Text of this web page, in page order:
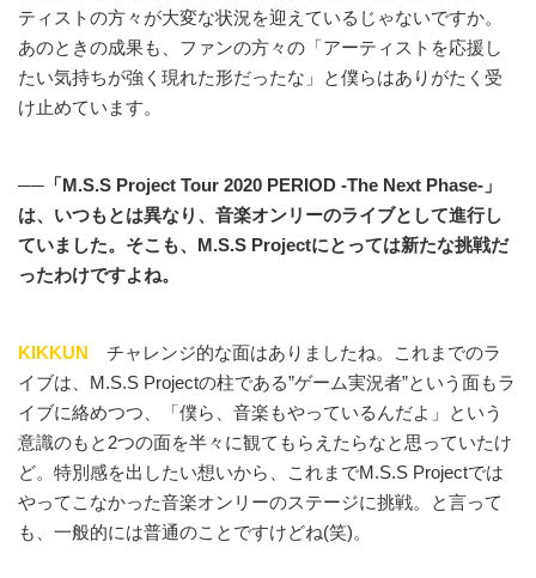
ティストの方々が大変な状況を迎えているじゃないですか。
あのときの成果も、ファンの方々の「アーティストを応援し
たい気持ちが強く現れた形だったな」と僕らはありがたく受
け止めています。
──「M.S.S Project Tour 2020 PERIOD -The Next Phase-」
は、いつもとは異なり、音楽オンリーのライブとして進行し
ていました。そこも、M.S.S Projectにとっては新たな挑戦だ
ったわけですよね。
KIKKUN
チャレンジ的な面はありましたね。これまでのラ
イブは、M.S.S Projectの柱である”ゲーム実況者”という面もラ
イブに絡めつつ、「僕ら、音楽もやっているんだよ」という
意識のもと2つの面を半々に観てもらえたらなと思っていたけ
ど。特別感を出したい想いから、これまでM.S.S Projectでは
やってこなかった音楽オンリーのステージに挑戦。と言って
も、一般的には普通のことですけどね(笑)。